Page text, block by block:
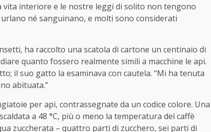
interiore e le nostre leggi di solito non tengono
né sanguinano, e molti sono considerati
ha raccolto una scatola di cartone un centinaio di
quanto fossero realmente simili a macchine le api.
il suo gatto la esaminava con cautela. “Mi ha tenuta
abituata.”
per api, contrassegnate da un codice colore. Una
a 48 °C, più o meno la temperatura del caffè
zuccherata – quattro parti di zucchero, sei parti di